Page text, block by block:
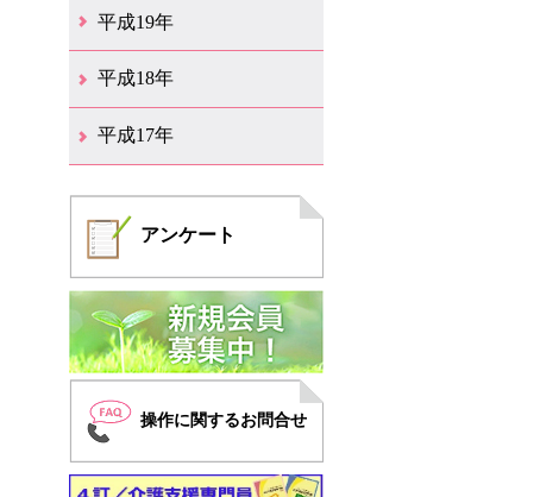
12月（20）
11月（11）
10月（18）
9月（10）
8月（9）
7月（14）
6月（15）
5月（11）
4月（9）
3月（14）
2月（8）
1月（5）
平成19年
12月（11）
11月（10）
10月（6）
9月（3）
8月（6）
7月（6）
6月（4）
5月（11）
4月（9）
3月（10）
2月（8）
1月（6）
平成18年
12月（11）
11月（7）
10月（5）
9月（6）
8月（9）
7月（9）
6月（18）
5月（13）
4月（14）
3月（21）
2月（10）
1月（9）
平成17年
アンケート
操作に関するお問合せ